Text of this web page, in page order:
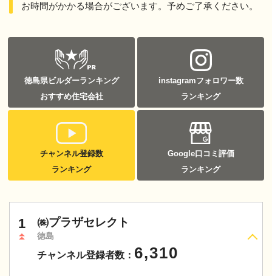
お時間がかかる場合がございます。予めご了承ください。
徳島県ビルダーランキング
おすすめ住宅会社
instagramフォロワー数
ランキング
チャンネル登録数
ランキング
Google口コミ評価
ランキング
1 ㈱プラザセレクト
徳島
チャンネル登録者数： 6,310